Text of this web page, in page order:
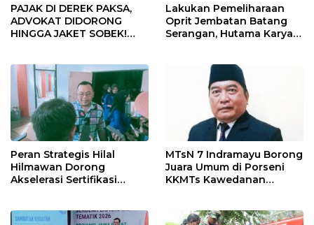
PAJAK DI DEREK PAKSA,
ADVOKAT DIDORONG
HINGGA JAKET SOBEK!
Pekanbaru!
Lakukan Pemeliharaan
Oprit Jembatan Batang
Serangan, Hutama Karya
Peran Strategis Hilal
Hilmawan Dorong
Akselerasi Sertifikasi
Indramayu
MTsN 7 Indramayu Borong
Juara Umum di Porseni
KKMTs Kawedanan